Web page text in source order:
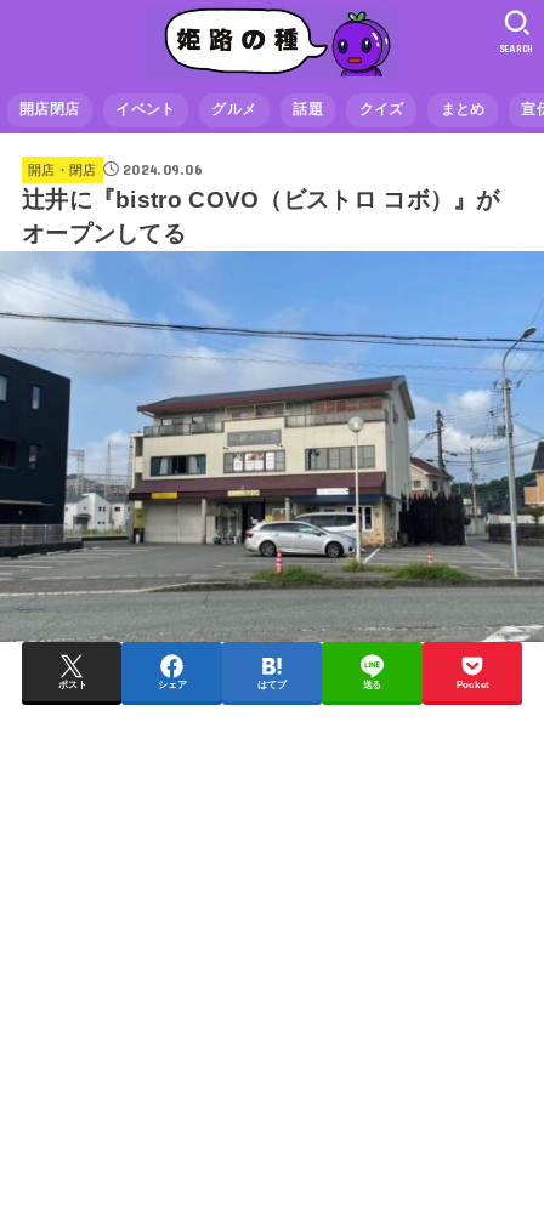
開店閉店 イベント グルメ 話題 クイズ まとめ 宣
SEARCH
開店・閉店 2024.09.06
辻井に『bistro COVO（ビストロ コボ）』が
オープンしてる
ポスト シェア はてブ 送る Pocket